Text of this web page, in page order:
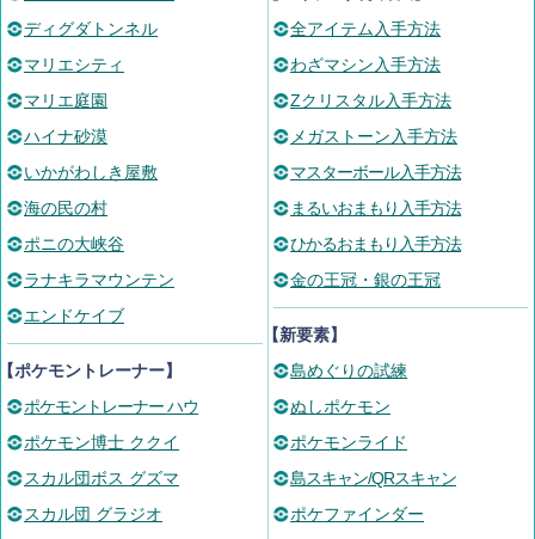
ディグダトンネル
マリエシティ
マリエ庭園
ハイナ砂漠
いかがわしき屋敷
海の民の村
ポニの大峡谷
ラナキラマウンテン
エンドケイブ
ポケモントレーナー】
ポケモントレーナー ハウ
ポケモン博士 ククイ
スカル団ボス グズマ
スカル団 グラジオ
全アイテム入手方法
わざマシン入手方法
Zクリスタル入手方法
メガストーン入手方法
マスターボール入手方法
まるいおまもり入手方法
ひかるおまもり入手方法
金の王冠・銀の王冠
【新要素】
島めぐりの試練
ぬしポケモン
ポケモンライド
島スキャン/QRスキャン
ポケファインダー